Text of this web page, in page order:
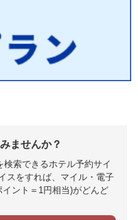
ませんか？
索できるホテル予約サイ
スをすれば、マイル・電子
ント＝1円相当)がどんど